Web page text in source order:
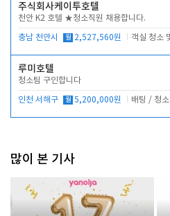
주식회사케이투호텔
천안 K2 호텔 ★청소직원 채용합니다.
충남 천안시 월 2,527,560원
루미호텔
청소팀 구인합니다
인천 서해구 월 5,200,000원 배팅 / 청소
많이 본 기사